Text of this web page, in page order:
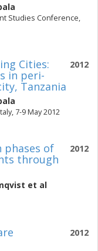
Studies Conference,
2012
Cities:
in peri-
Tanzania
7-9 May 2012
2012
of
through
et al
2012